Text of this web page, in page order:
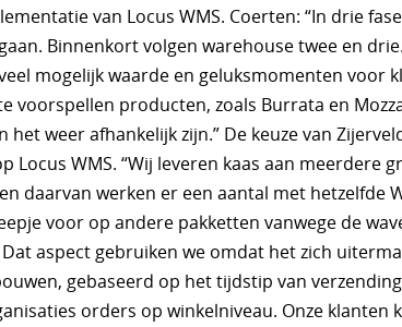
van Locus WMS. Coerten: “In drie
Binnenkort volgen warehouse twee en
mogelijk waarde en geluksmomenten voor
voorspellen producten, zoals Burrata en
weer afhankelijk zijn.” De keuze van
Locus WMS. “Wij leveren kaas aan meerdere
daarvan werken er een aantal met hetzelfde
voor op andere pakketten vanwege de
aspect gebruiken we omdat het zich
gebaseerd op het tijdstip van
orders op winkelniveau. Onze klanten